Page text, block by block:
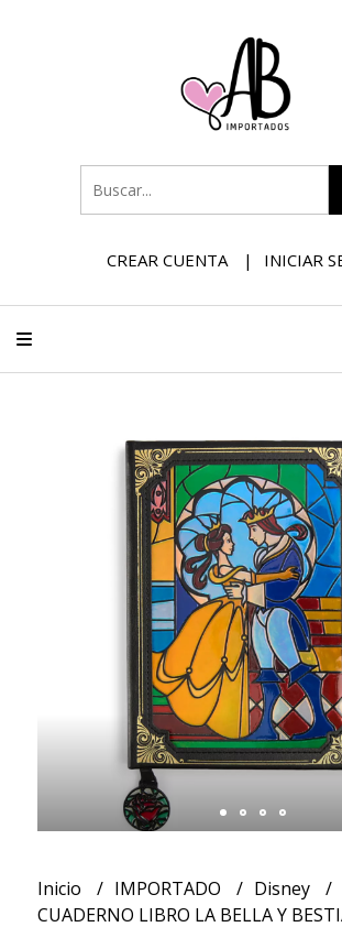
CREAR CUENTA INICIAR
Inicio IMPORTADO Disney
CUADERNO LIBRO LA BELLA Y